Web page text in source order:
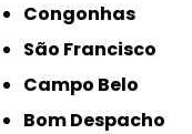
Congonhas
São Francisco
Campo Belo
Bom Despacho